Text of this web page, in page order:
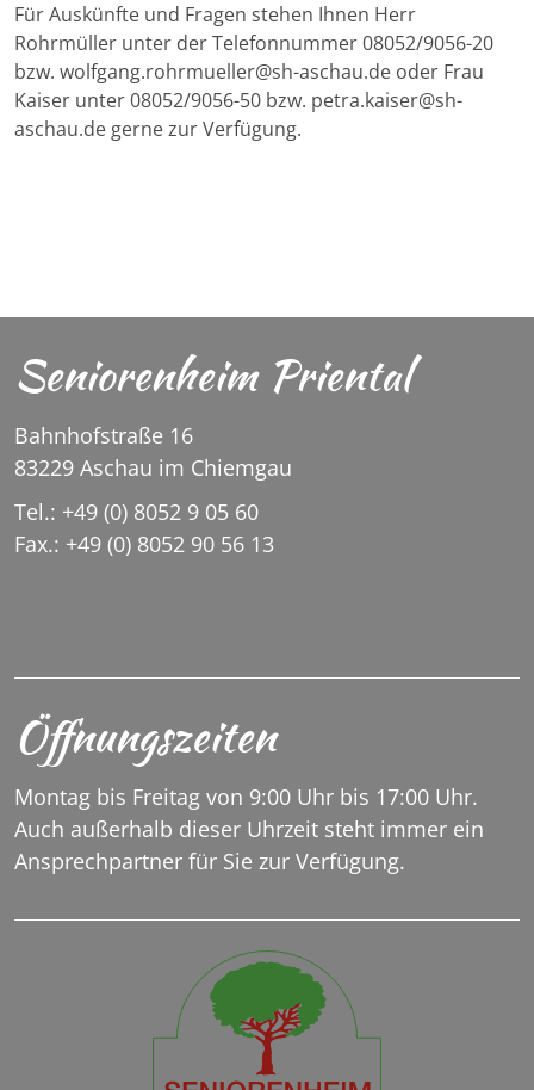
Für Auskünfte und Fragen stehen Ihnen Herr
Rohrmüller unter der Telefonnummer 08052/9056-20
bzw. wolfgang.rohrmueller@sh-aschau.de oder Frau
Kaiser unter 08052/9056-50 bzw. petra.kaiser@sh-
aschau.de gerne zur Verfügung.
Seniorenheim Priental
Bahnhofstraße 16
83229 Aschau im Chiemgau
Tel.: +49 (0) 8052 9 05 60
Fax.: +49 (0) 8052 90 56 13
Öffnungszeiten
Montag bis Freitag von 9:00 Uhr bis 17:00 Uhr.
Auch außerhalb dieser Uhrzeit steht immer ein
Ansprechpartner für Sie zur Verfügung.